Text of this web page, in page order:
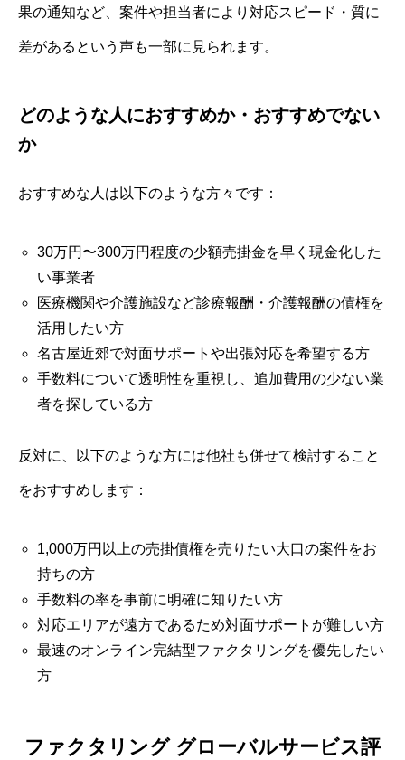
果の通知など、案件や担当者により対応スピード・質に
差があるという声も一部に見られます。
どのような人におすすめか・おすすめでない
か
おすすめな人は以下のような方々です：
30万円〜300万円程度の少額売掛金を早く現金化した
い事業者
医療機関や介護施設など診療報酬・介護報酬の債権を
活用したい方
名古屋近郊で対面サポートや出張対応を希望する方
手数料について透明性を重視し、追加費用の少ない業
者を探している方
反対に、以下のような方には他社も併せて検討すること
をおすすめします：
1,000万円以上の売掛債権を売りたい大口の案件をお
持ちの方
手数料の率を事前に明確に知りたい方
対応エリアが遠方であるため対面サポートが難しい方
最速のオンライン完結型ファクタリングを優先したい
方
ファクタリング グローバルサービス評